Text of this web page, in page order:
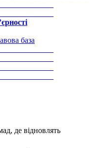
база
де відновлять